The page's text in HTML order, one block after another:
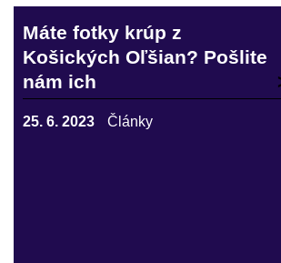
Máte fotky krúp z
Košických Oľšian? Pošlite
nám ich
25. 6. 2023 Články